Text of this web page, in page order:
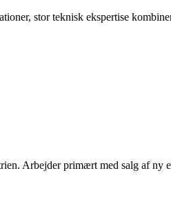
stor teknisk ekspertise
Arbejder primært med salg af